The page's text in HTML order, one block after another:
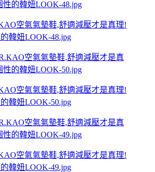
空氣氣墊鞋,舒適減壓才是真理!
韓妞LOOK-48.jpg
空氣氣墊鞋,舒適減壓才是真理!
韓妞LOOK-50.jpg
空氣氣墊鞋,舒適減壓才是真理!
韓妞LOOK-49.jpg